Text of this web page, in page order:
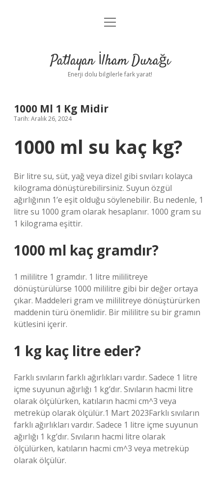
Anasayfa
Yasal Uyarı
menüyü
Patlayan İlham Durağı
Enerji dolu bilgilerle fark yarat!
1000 Ml 1 Kg Midir
Tarih: Aralık 26, 2024
1000 ml su kaç kg?
Bir litre su, süt, yağ veya dizel gibi sıvıları kolayca
kilograma dönüştürebilirsiniz. Suyun özgül
ağırlığının 1’e eşit olduğu söylenebilir. Bu nedenle, 1
litre su 1000 gram olarak hesaplanır. 1000 gram su
1 kilograma eşittir.
1000 ml kaç gramdır?
1 mililitre 1 gramdır. 1 litre mililitreye
dönüştürülürse 1000 mililitre gibi bir değer ortaya
çıkar. Maddeleri gram ve mililitreye dönüştürürken
maddenin türü önemlidir. Bir mililitre su bir gramın
kütlesini içerir.
1 kg kaç litre eder?
Farklı sıvıların farklı ağırlıkları vardır. Sadece 1 litre
içme suyunun ağırlığı 1 kg’dır. Sıvıların hacmi litre
olarak ölçülürken, katıların hacmi cm^3 veya
metreküp olarak ölçülür.1 Mart 2023Farklı sıvıların
farklı ağırlıkları vardır. Sadece 1 litre içme suyunun
ağırlığı 1 kg’dır. Sıvıların hacmi litre olarak
ölçülürken, katıların hacmi cm^3 veya metreküp
olarak ölçülür.